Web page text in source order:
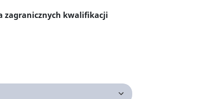
zagranicznych kwalifikacji